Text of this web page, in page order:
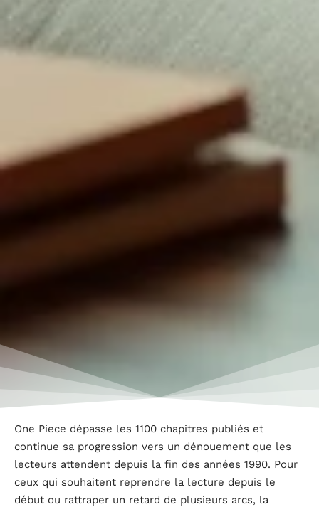
One Piece dépasse les 1100 chapitres publiés et
continue sa progression vers un dénouement que les
lecteurs attendent depuis la fin des années 1990. Pour
ceux qui souhaitent reprendre la lecture depuis le
début ou rattraper un retard de plusieurs arcs, la